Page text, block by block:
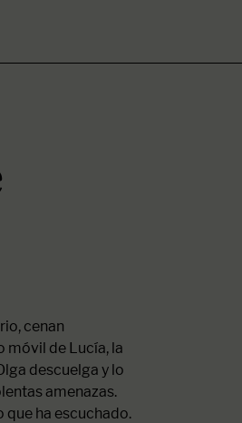
cenan
móvil de Lucía, la
descuelga y lo
amenazas.
que ha escuchado.